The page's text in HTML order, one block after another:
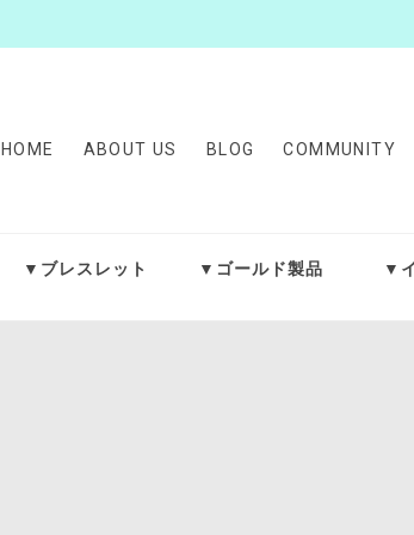
HOME ABOUT US BLOG COMMUNITY
▼ブレスレット ▼ゴールド製品 ▼